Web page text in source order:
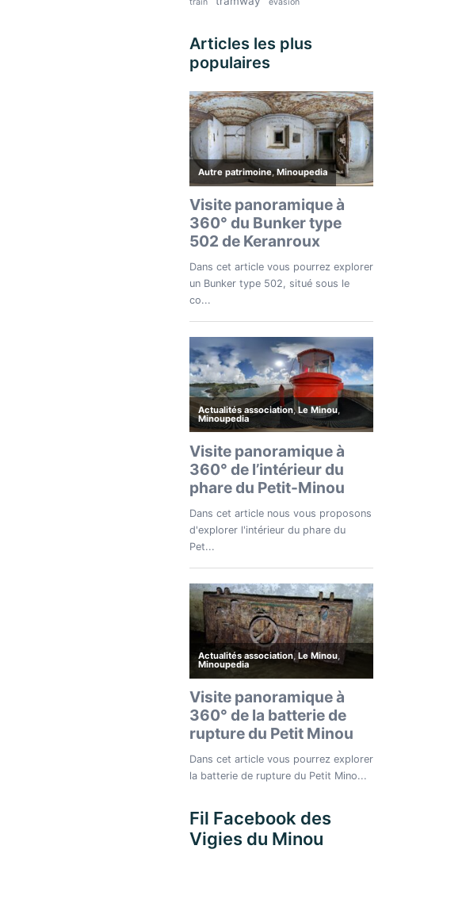
Articles les plus
populaires
Fil Facebook des
Vigies du Minou